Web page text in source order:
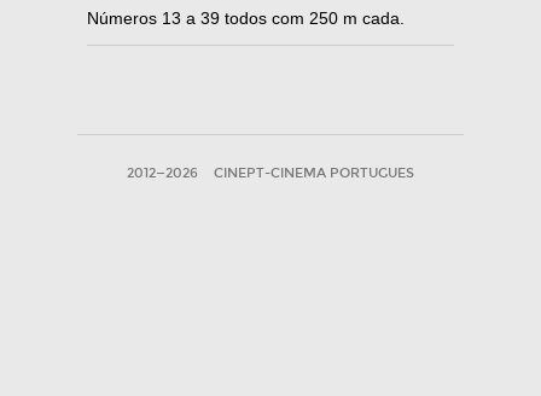
Números 13 a 39 todos com 250 m cada.
2012—2026 CINEPT-CINEMA PORTUGUES